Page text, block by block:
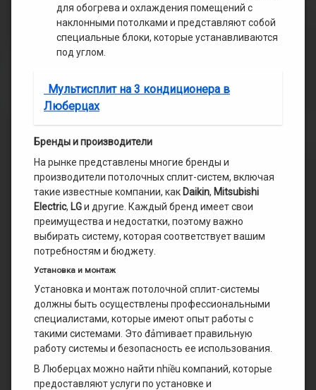
для обогрева и охлаждения помещений с
наклонными потолками и представляют собой
специальные блоки, которые устанавливаются
под углом.
Мультисплит на 3 кондиционера в
Люберцах
Бренды и производители
На рынке представлены многие бренды и
производители потолочных сплит-систем, включая
такие известные компании, как Daikin, Mitsubishi
Electric, LGи другие. Каждый бренд имеет свои
преимущества и недостатки, поэтому важно
выбирать систему, которая соответствует вашим
потребностям и бюджету.
Установка и монтаж
Установка и монтаж потолочной сплит-системы
должны быть осуществлены профессиональными
специалистами, которые имеют опыт работы с
такими системами. Это đảmивает правильную
работу системы и безопасность ее использования.
В Люберцах можно найти nhiều компаний, которые
предоставляют услуги по установке и